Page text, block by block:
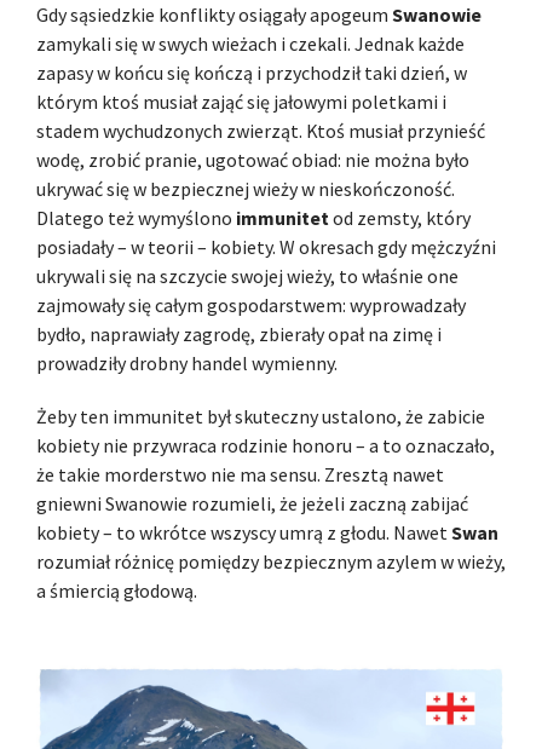
Gdy sąsiedzkie konflikty osiągały apogeum Swanowie
zamykali się w swych wieżach i czekali. Jednak każde
zapasy w końcu się kończą i przychodził taki dzień, w
którym ktoś musiał zająć się jałowymi poletkami i
stadem wychudzonych zwierząt. Ktoś musiał przynieść
wodę, zrobić pranie, ugotować obiad: nie można było
ukrywać się w bezpiecznej wieży w nieskończoność.
Dlatego też wymyślono immunitetod zemsty, który
posiadały – w teorii – kobiety. W okresach gdy mężczyźni
ukrywali się na szczycie swojej wieży, to właśnie one
zajmowały się całym gospodarstwem: wyprowadzały
bydło, naprawiały zagrodę, zbierały opał na zimę i
prowadziły drobny handel wymienny.
Żeby ten immunitet był skuteczny ustalono, że zabicie
kobiety nie przywraca rodzinie honoru – a to oznaczało,
że takie morderstwo nie ma sensu. Zresztą nawet
gniewni Swanowie rozumieli, że jeżeli zaczną zabijać
kobiety – to wkrótce wszyscy umrą z głodu. NawetSwan
rozumiał różnicę pomiędzy bezpiecznym azylem w wieży,
a śmiercią głodową.